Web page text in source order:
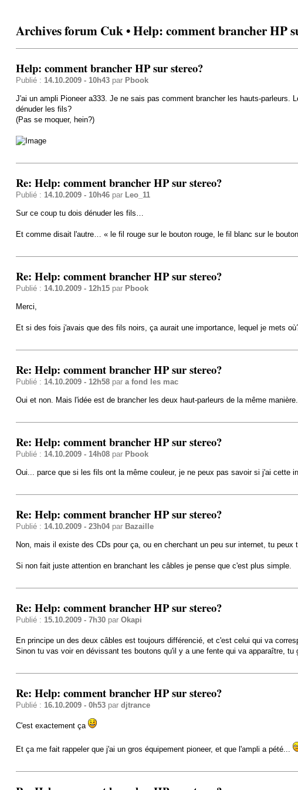
Archives forum Cuk • Help: comment brancher HP
Help: comment brancher HP sur stereo?
Publié : 14.10.2009 - 10h43par Pbook
J'ai un ampli Pioneer a333. Je ne sais pas comment brancher les hauts-
dénuder les fils?
(Pas se moquer, hein?)
Re: Help: comment brancher HP sur stereo?
Publié : 14.10.2009 - 10h46par Leo_11
Sur ce coup tu dois dénuder les fils…
Et comme disait l'autre… « le fil rouge sur le bouton rouge, le fil blanc sur le
Re: Help: comment brancher HP sur stereo?
Publié : 14.10.2009 - 12h15par Pbook
Merci,
Et si des fois j'avais que des fils noirs, ça aurait une importance, lequel je mets
Re: Help: comment brancher HP sur stereo?
Publié : 14.10.2009 - 12h58par a fond les mac
Oui et non. Mais l'idée est de brancher les deux haut-parleurs de la même
Re: Help: comment brancher HP sur stereo?
Publié : 14.10.2009 - 14h08par Pbook
Oui... parce que si les fils ont la même couleur, je ne peux pas savoir si j'ai cette
Re: Help: comment brancher HP sur stereo?
Publié : 14.10.2009 - 23h04par Bazaille
Non, mais il existe des CDs pour ça, ou en cherchant un peu sur internet, tu peux
Si non fait juste attention en branchant les câbles je pense que c'est plus simple.
Re: Help: comment brancher HP sur stereo?
Publié : 15.10.2009 - 7h30par Okapi
En principe un des deux câbles est toujours différencié, et c'est celui qui va
Sinon tu vas voir en dévissant tes boutons qu'il y a une fente qui va apparaître, tu
Re: Help: comment brancher HP sur stereo?
Publié : 16.10.2009 - 0h53par djtrance
C'est exactement ça
Et ça me fait rappeler que j'ai un gros équipement pioneer, et que l'ampli a pété...